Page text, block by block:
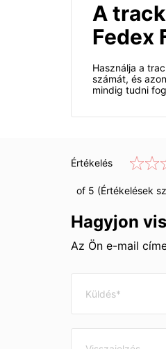
A
Fedex
Használja a
számát, és
mindig tudni
Értékelés
of 5 (Értékelések
Hagyjon
Az Ön e-mail